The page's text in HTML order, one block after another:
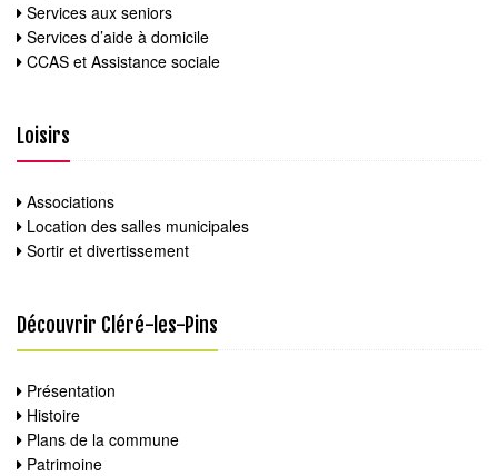
Services aux seniors
Services d’aide à domicile
CCAS et Assistance sociale
Loisirs
Associations
Location des salles municipales
Sortir et divertissement
Découvrir Cléré-les-Pins
Présentation
Histoire
Plans de la commune
Patrimoine